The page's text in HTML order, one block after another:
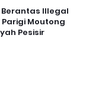
Illegal
Moutong
Pesisir